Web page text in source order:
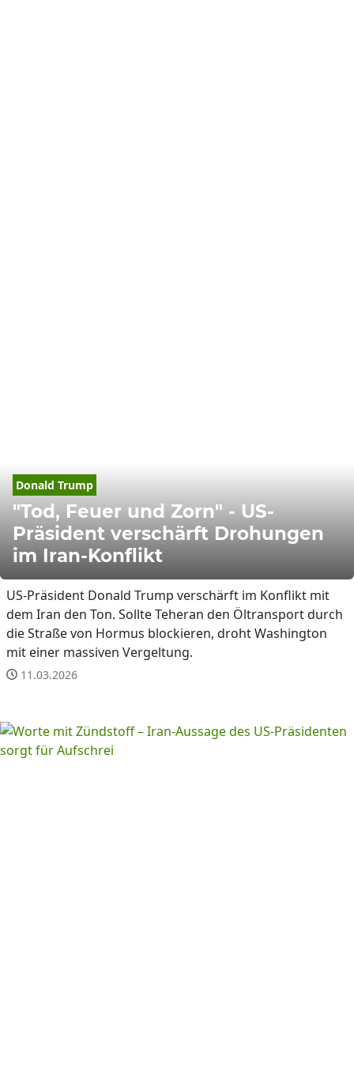
Donald Trump
"Tod, Feuer und Zorn" - US-
Präsident verschärft Drohungen
im Iran-Konflikt
US-Präsident Donald Trump verschärft im Konflikt mit
dem Iran den Ton. Sollte Teheran den Öltransport durch
die Straße von Hormus blockieren, droht Washington
mit einer massiven Vergeltung.
11.03.2026